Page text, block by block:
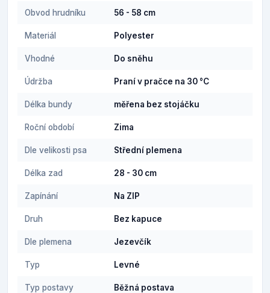
Obvod hrudníku 56 - 58 cm
Materiál Polyester
Vhodné Do sněhu
Údržba Praní v pračce na 30 °C
Délka bundy měřena bez stojáčku
Roční období Zima
Dle velikosti psa Střední plemena
Délka zad 28 - 30 cm
Zapínání Na ZIP
Druh Bez kapuce
Dle plemena Jezevčík
Typ Levné
Typ postavy Běžná postava